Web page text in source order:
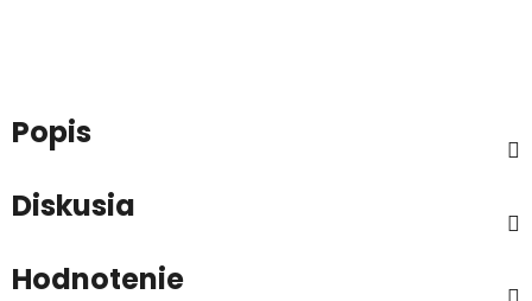
Popis
Diskusia
Hodnotenie